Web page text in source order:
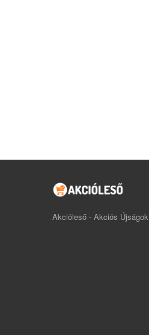
Akcióleső - Akciós Újságok